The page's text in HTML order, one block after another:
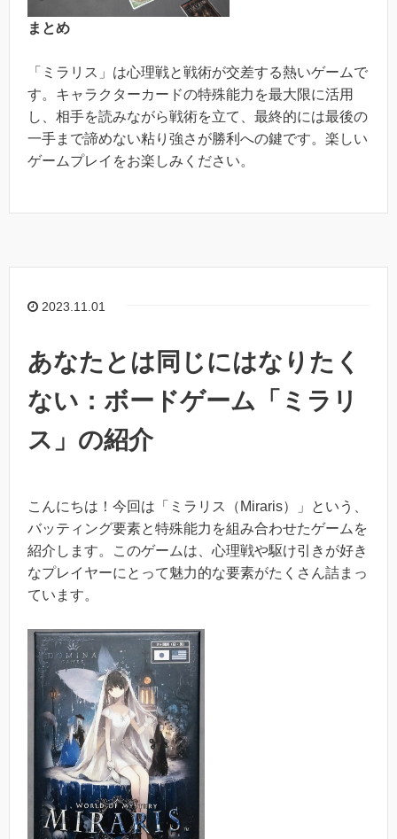
まとめ
「ミラリス」は心理戦と戦術が交差する熱いゲームで
す。キャラクターカードの特殊能力を最大限に活用
し、相手を読みながら戦術を立て、最終的には最後の
一手まで諦めない粘り強さが勝利への鍵です。楽しい
ゲームプレイをお楽しみください。
2023.11.01
あなたとは同じにはなりたく
ない：ボードゲーム「ミラリ
ス」の紹介
こんにちは！今回は「ミラリス（Miraris）」という、
バッティング要素と特殊能力を組み合わせたゲームを
紹介します。このゲームは、心理戦や駆け引きが好き
なプレイヤーにとって魅力的な要素がたくさん詰まっ
ています。